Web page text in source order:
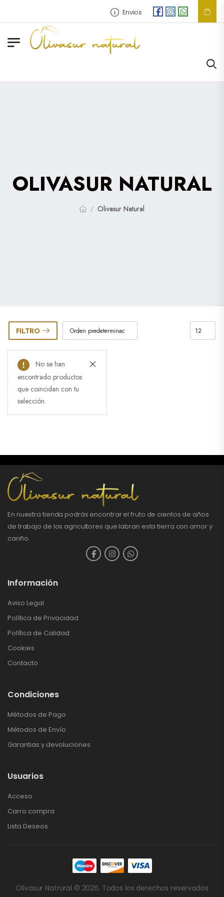
EnviosGRATIS en compras
OLIVASUR NATURAL
/ Olivasur Natural
FILTRO
No se han
encontrado productos
que coincidan con tu
selección.
En nuestra tienda podrás encontrar el fruto de cientos de años
de trabajo de los agricultores que labran esta tierra con amor y
cariño.
Información
Aviso Legal
Política de Privacidad
Política de Calidad
Cookies
Contacto
Condiciones
Métodos de Pago
Métodos de Envío
Garantias y devoluciones
Usuarios
Acceso
Carro compra
Lista Deseos
Olivasur Natrural © 2026. Todos los derechos reservados